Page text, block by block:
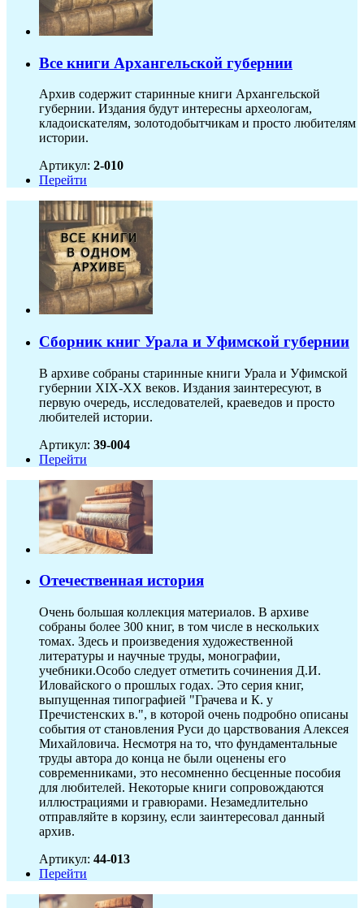
Все книги Архангельской губернии
Архив содержит старинные книги Архангельской
губернии. Издания будут интересны археологам,
кладоискателям, золотодобытчикам и просто любителям
истории.
Артикул: 2-010
Перейти
Сборник книг Урала и Уфимской губернии
В архиве собраны старинные книги Урала и Уфимской
губернии XIX-ХХ веков. Издания заинтересуют, в
первую очередь, исследователей, краеведов и просто
любителей истории.
Артикул: 39-004
Перейти
Отечественная история
Очень большая коллекция материалов. В архиве
собраны более 300 книг, в том числе в нескольких
томах. Здесь и произведения художественной
литературы и научные труды, монографии,
учебники.Особо следует отметить сочинения Д.И.
Иловайского о прошлых годах. Это серия книг,
выпущенная типографией "Грачева и К. у
Пречистенских в.", в которой очень подробно описаны
события от становления Руси до царствования Алексея
Михайловича. Несмотря на то, что фундаментальные
труды автора до конца не были оценены его
современниками, это несомненно бесценные пособия
для любителей. Некоторые книги сопровождаются
иллюстрациями и гравюрами. Незамедлительно
отправляйте в корзину, если заинтересовал данный
архив.
Артикул: 44-013
Перейти